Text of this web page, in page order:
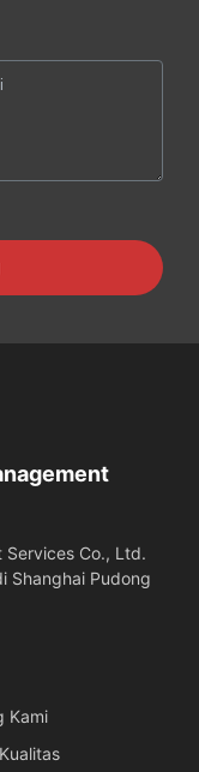
Services Co., Ltd.
Shanghai Pudong
Kami